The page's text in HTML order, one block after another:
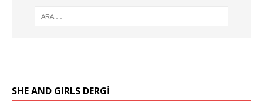
SHE AND GIRLS DERGİ